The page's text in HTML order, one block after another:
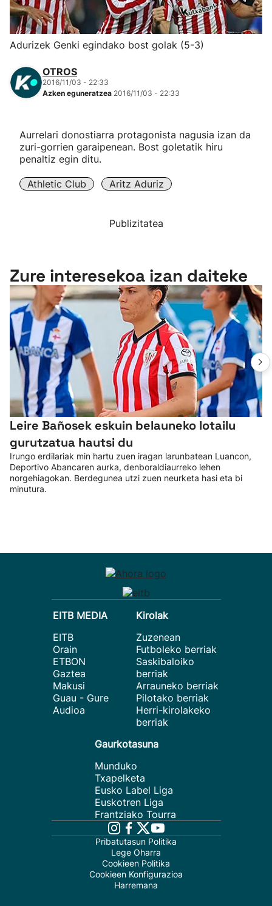
Herri-kirolak
Eskubaloia
Kirolak 360
Mendi-lasterketak
Kirol gehiago
Adurizek Genki egindako bost golak (5-3)
OTROS
2016/11/03 - 22:33
Azken eguneratzea 2016/11/03 - 22:33
Aurrelari donostiarra protagonista nagusia izan da
zuri-gorrien garaipenean. Bost goletatik hiru
penaltiz egin ditu.
Athletic Club Aritz Aduriz
Publizitatea
Zure interesekoa izan daiteke
Leire Bañosek eskuin belauneko lotailu
gurutzatua hautsi du
Irungo erdilariak min hartu zuen iragan larunbatean Luancon,
Deportivo Abancaren aurka, denboraldiaurreko lehen
norgehiagokan. Berdegunea utzi zuen neurketa hasi eta bi
minutura.
EITB MEDIA
EITB
Orain
ETBON
Gaztea
Makusi
Guau - Gure
Audioa
Kirolak
Zuzenean
Futboleko berriak
Saskibaloiko
berriak
Arrauneko berriak
Pilotako berriak
Herri-kirolakeko
berriak
Gaurkotasuna
Munduko
Txapelketa
Eusko Label Liga
Euskotren Liga
Frantziako Tourra
Pribatutasun Politika
Lege Oharra
Cookieen Politika
Cookieen Konfigurazioa
Harremana